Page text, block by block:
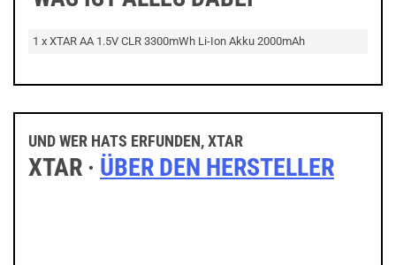
1 x XTAR AA 1.5V CLR 3300mWh Li-Ion Akku 2000mAh
UND WER HATS ERFUNDEN, XTAR
XTAR · ÜBER DEN HERSTELLER